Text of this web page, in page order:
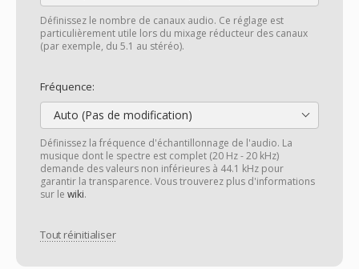
Définissez le nombre de canaux audio. Ce réglage est
particulièrement utile lors du mixage réducteur des canaux
(par exemple, du 5.1 au stéréo).
Fréquence:
Auto (Pas de modification)
Définissez la fréquence d'échantillonnage de l'audio. La
musique dont le spectre est complet (20 Hz - 20 kHz)
demande des valeurs non inférieures à 44.1 kHz pour
garantir la transparence. Vous trouverez plus d'informations
sur le wiki.
Tout réinitialiser